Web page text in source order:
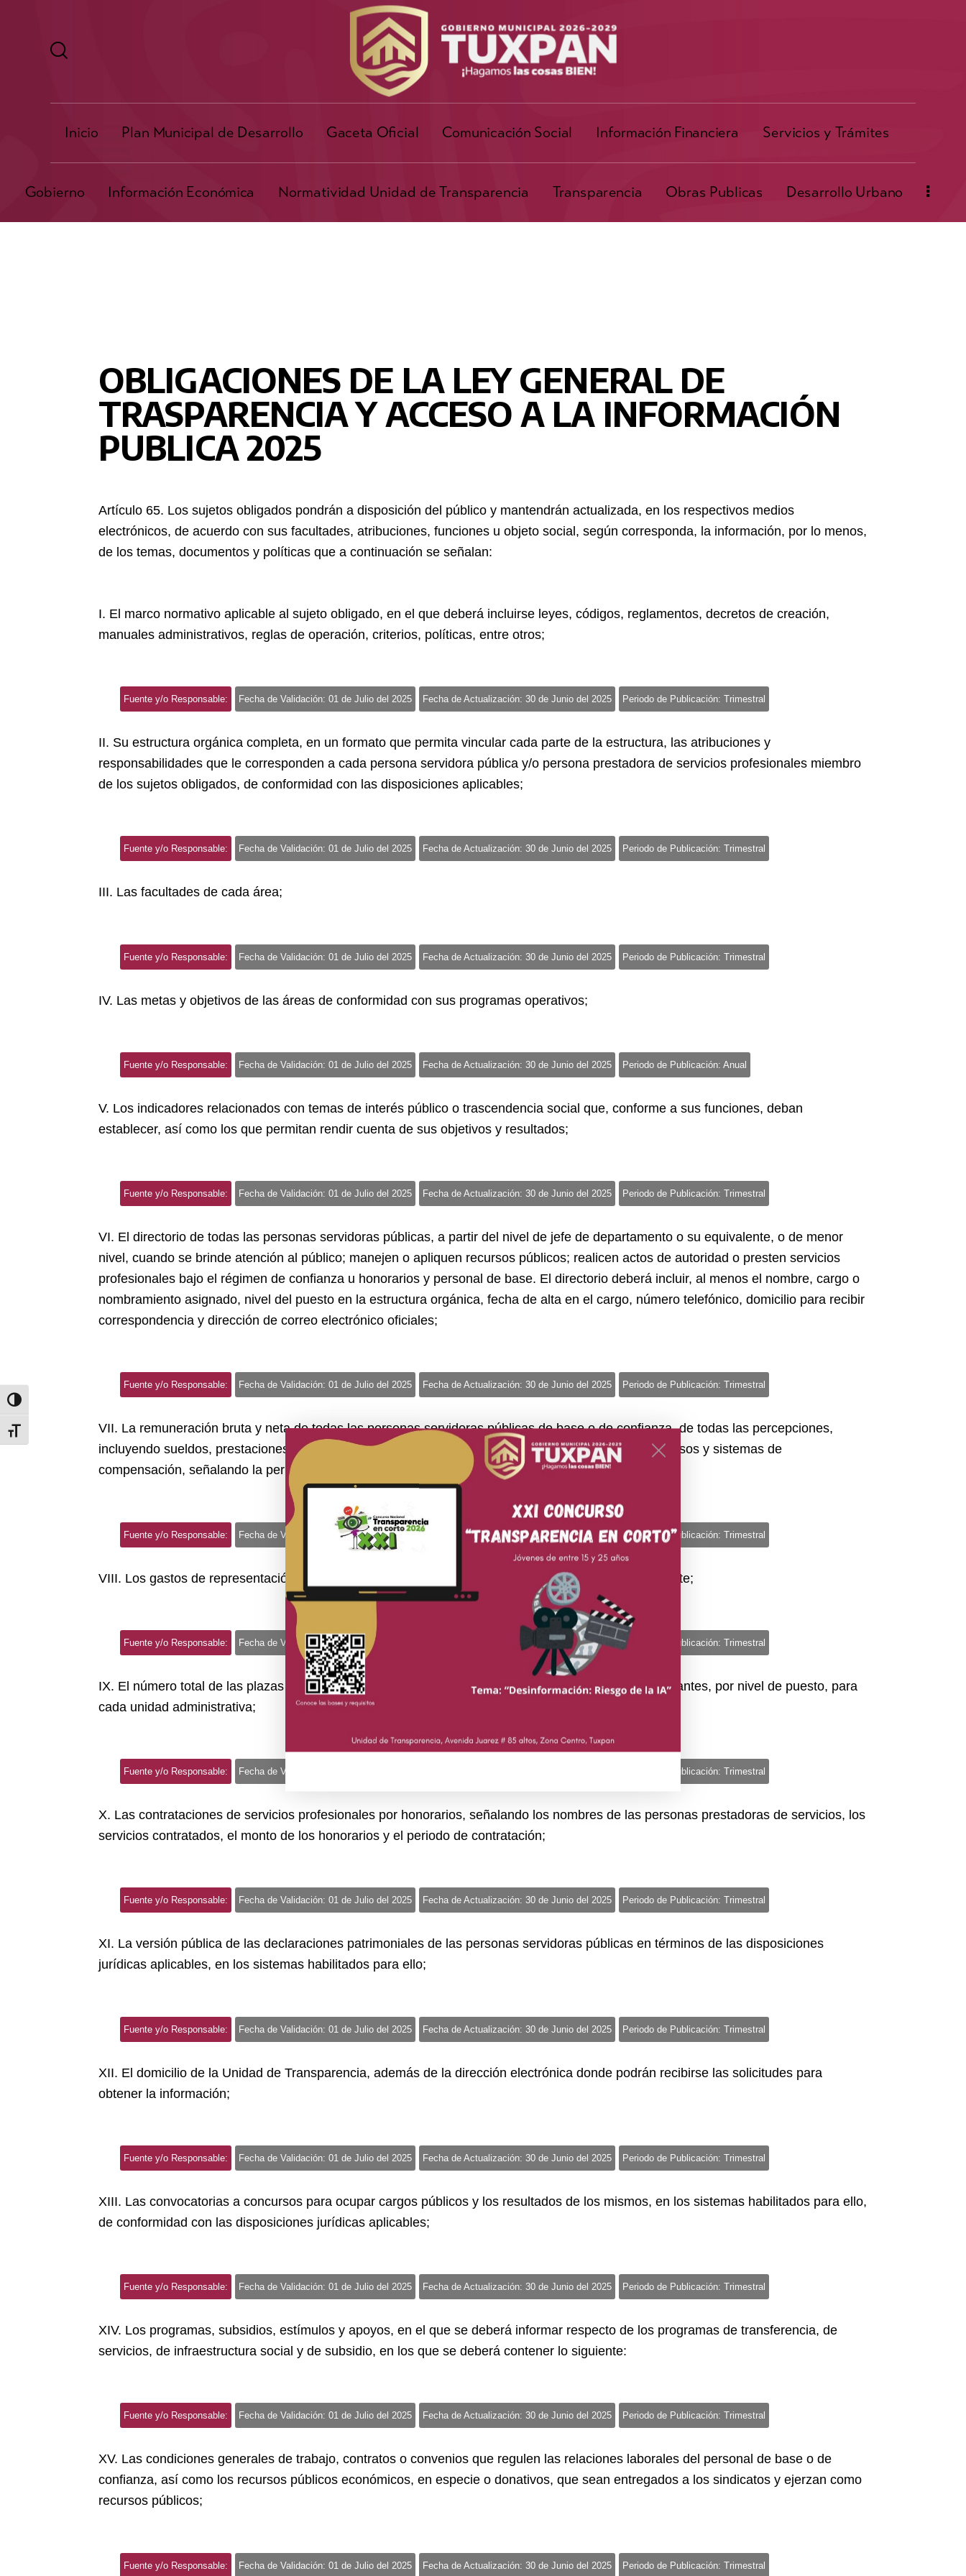
Toggle High Contrast
Toggle Font size
Inicio Plan Municipal de Desarrollo Gaceta Oficial Comunicación Social Información Financiera Servicios y Trámites
Gobierno Información Económica Normatividad Unidad de Transparencia Transparencia Obras Publicas Desarrollo Urbano
OBLIGACIONES DE LA LEY GENERAL DE
TRASPARENCIA Y ACCESO A LA INFORMACIÓN
PUBLICA 2025
Artículo 65. Los sujetos obligados pondrán a disposición del público y mantendrán actualizada, en los respectivos medios
electrónicos, de acuerdo con sus facultades, atribuciones, funciones u objeto social, según corresponda, la información, por lo menos,
de los temas, documentos y políticas que a continuación se señalan:
I. El marco normativo aplicable al sujeto obligado, en el que deberá incluirse leyes, códigos, reglamentos, decretos de creación,
manuales administrativos, reglas de operación, criterios, políticas, entre otros;
Fuente y/o Responsable: Fecha de Validación: 01 de Julio del 2025 Fecha de Actualización: 30 de Junio del 2025 Periodo de Publicación: Trimestral
II. Su estructura orgánica completa, en un formato que permita vincular cada parte de la estructura, las atribuciones y
responsabilidades que le corresponden a cada persona servidora pública y/o persona prestadora de servicios profesionales miembro
de los sujetos obligados, de conformidad con las disposiciones aplicables;
Fuente y/o Responsable: Fecha de Validación: 01 de Julio del 2025 Fecha de Actualización: 30 de Junio del 2025 Periodo de Publicación: Trimestral
III. Las facultades de cada área;
Fuente y/o Responsable: Fecha de Validación: 01 de Julio del 2025 Fecha de Actualización: 30 de Junio del 2025 Periodo de Publicación: Trimestral
IV. Las metas y objetivos de las áreas de conformidad con sus programas operativos;
Fuente y/o Responsable: Fecha de Validación: 01 de Julio del 2025 Fecha de Actualización: 30 de Junio del 2025 Periodo de Publicación: Anual
V. Los indicadores relacionados con temas de interés público o trascendencia social que, conforme a sus funciones, deban
establecer, así como los que permitan rendir cuenta de sus objetivos y resultados;
Fuente y/o Responsable: Fecha de Validación: 01 de Julio del 2025 Fecha de Actualización: 30 de Junio del 2025 Periodo de Publicación: Trimestral
VI. El directorio de todas las personas servidoras públicas, a partir del nivel de jefe de departamento o su equivalente, o de menor
nivel, cuando se brinde atención al público; manejen o apliquen recursos públicos; realicen actos de autoridad o presten servicios
profesionales bajo el régimen de confianza u honorarios y personal de base. El directorio deberá incluir, al menos el nombre, cargo o
nombramiento asignado, nivel del puesto en la estructura orgánica, fecha de alta en el cargo, número telefónico, domicilio para recibir
correspondencia y dirección de correo electrónico oficiales;
Fuente y/o Responsable: Fecha de Validación: 01 de Julio del 2025 Fecha de Actualización: 30 de Junio del 2025 Periodo de Publicación: Trimestral
VII. La remuneración bruta y neta de todas las personas servidoras públicas de base o de confianza, de todas las percepciones,
incluyendo sueldos, prestaciones, gratificaciones, primas, comisiones, dietas, bonos, estímulos, ingresos y sistemas de
compensación, señalando la periodicidad de dicha remuneración;
Fuente y/o Responsable: Fecha de Validación: 01 de Julio del 2025 Fecha de Actualización: 30 de Junio del 2025 Periodo de Publicación: Trimestral
VIII. Los gastos de representación y viáticos, así como el objeto e informe de comisión correspondiente;
Fuente y/o Responsable: Fecha de Validación: 01 de Julio del 2025 Fecha de Actualización: 30 de Junio del 2025 Periodo de Publicación: Trimestral
IX. El número total de las plazas y del personal de base y confianza, especificando el total de las vacantes, por nivel de puesto, para
cada unidad administrativa;
Fuente y/o Responsable: Fecha de Validación: 01 de Julio del 2025 Periodo de Publicación: Trimestral
X. Las contrataciones de servicios profesionales por honorarios, señalando los nombres de las personas prestadoras de servicios, los
servicios contratados, el monto de los honorarios y el periodo de contratación;
Fuente y/o Responsable: Fecha de Validación: 01 de Julio del 2025 Fecha de Actualización: 30 de Junio del 2025 Periodo de Publicación: Trimestral
XI. La versión pública de las declaraciones patrimoniales de las personas servidoras públicas en términos de las disposiciones
jurídicas aplicables, en los sistemas habilitados para ello;
Fuente y/o Responsable: Fecha de Validación: 01 de Julio del 2025 Fecha de Actualización: 30 de Junio del 2025 Periodo de Publicación: Trimestral
XII. El domicilio de la Unidad de Transparencia, además de la dirección electrónica donde podrán recibirse las solicitudes para
obtener la información;
Fuente y/o Responsable: Fecha de Validación: 01 de Julio del 2025 Fecha de Actualización: 30 de Junio del 2025 Periodo de Publicación: Trimestral
XIII. Las convocatorias a concursos para ocupar cargos públicos y los resultados de los mismos, en los sistemas habilitados para ello,
de conformidad con las disposiciones jurídicas aplicables;
Fuente y/o Responsable: Fecha de Validación: 01 de Julio del 2025 Fecha de Actualización: 30 de Junio del 2025 Periodo de Publicación: Trimestral
XIV. Los programas, subsidios, estímulos y apoyos, en el que se deberá informar respecto de los programas de transferencia, de
servicios, de infraestructura social y de subsidio, en los que se deberá contener lo siguiente:
Fuente y/o Responsable: Fecha de Validación: 01 de Julio del 2025 Fecha de Actualización: 30 de Junio del 2025 Periodo de Publicación: Trimestral
XV. Las condiciones generales de trabajo, contratos o convenios que regulen las relaciones laborales del personal de base o de
confianza, así como los recursos públicos económicos, en especie o donativos, que sean entregados a los sindicatos y ejerzan como
recursos públicos;
Fuente y/o Responsable: Fecha de Validación: 01 de Julio del 2025 Fecha de Actualización: 30 de Junio del 2025 Periodo de Publicación: Trimestral